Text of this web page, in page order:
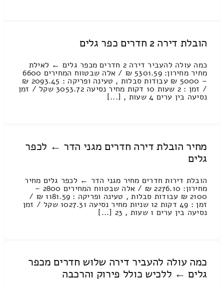
הובלת דירה 2 חדרים כפר גלים
כמה עולה להעביר דירה 2 חדרים מכפר גלים ← לאילת
מחיר מחירון: 5301.59 ₪ / אלה שבטווח המחירים 6600
– 5000 ₪ עבודות סבלות , טעינה ופריקה : 2093.45 ₪
/ זמן : 2 שעות 10 דקות מחיר נסיעה 3053.72 שקל / זמן
נסיעה בין ערים 4 שעות , [...]
מחיר הובלת דירה חדרים מגני הדר ← לכפר
גלים
הובלת דירות חדרים מחיר מגני הדר ← לכפר גלים מחיר
מחירון: 2276.10 ₪ / אלה שבטווח המחירים 2800 –
2100 ₪ עבודות סבלות , טעינה ופריקה : 1181.59 ₪ /
זמן : 49 דקות 12 שניות מחיר נסיעה 1027.31 שקל / זמן
נסיעה בין ערים 1 שעות , 23 [...]
כמה עולה להעביר דירה שלוש חדרים מכפר
גלים ← ללכיש כולל פירוק והרכבה